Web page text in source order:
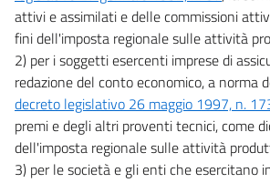
attivi e assimilati e delle commissioni
fini dell'imposta regionale sulle attività
2) per i soggetti esercenti imprese di
redazione del conto economico, a norma
decreto legislativo 26 maggio 1997, n.
premi e degli altri proventi tecnici, come
dell'imposta regionale sulle attività
3) per le società e gli enti che esercitano